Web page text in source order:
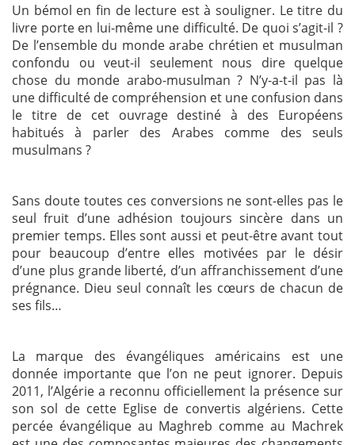
Un bémol en fin de lecture est à souligner. Le titre du
livre porte en lui-même une difficulté. De quoi s’agit-il ?
De l’ensemble du monde arabe chrétien et musulman
confondu ou veut-il seulement nous dire quelque
chose du monde arabo-musulman ? N’y-a-t-il pas là
une difficulté de compréhension et une confusion dans
le titre de cet ouvrage destiné à des Européens
habitués à parler des Arabes comme des seuls
musulmans ?
Sans doute toutes ces conversions ne sont-elles pas le
seul fruit d’une adhésion toujours sincère dans un
premier temps. Elles sont aussi et peut-être avant tout
pour beaucoup d’entre elles motivées par le désir
d’une plus grande liberté, d’un affranchissement d’une
prégnance. Dieu seul connaît les cœurs de chacun de
ses fils…
La marque des évangéliques américains est une
donnée importante que l’on ne peut ignorer. Depuis
2011, l’Algérie a reconnu officiellement la présence sur
son sol de cette Eglise de convertis algériens. Cette
percée évangélique au Maghreb comme au Machrek